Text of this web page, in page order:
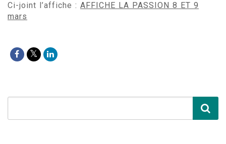
Ci-joint l’affiche : AFFICHE LA PASSION 8 ET 9
mars